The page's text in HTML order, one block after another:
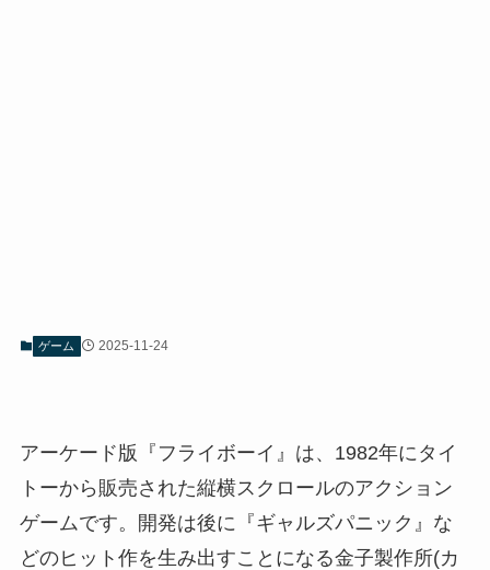
ゲーム 2025-11-24
アーケード版『フライボーイ』は、1982年にタイ
トーから販売された縦横スクロールのアクション
ゲームです。開発は後に『ギャルズパニック』な
どのヒット作を生み出すことになる金子製作所(カ